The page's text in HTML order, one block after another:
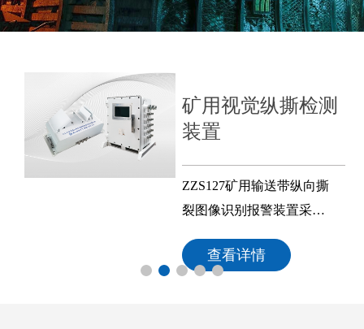
矿用视觉纵撕检测
装置
ZZS127矿用输送带纵向撕
裂图像识别报警装置采用
原理成像，使用非接触AI
查看详情